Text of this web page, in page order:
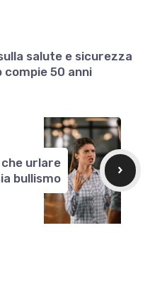
salute e sicurezza
compie 50 anni
urlare
bullismo